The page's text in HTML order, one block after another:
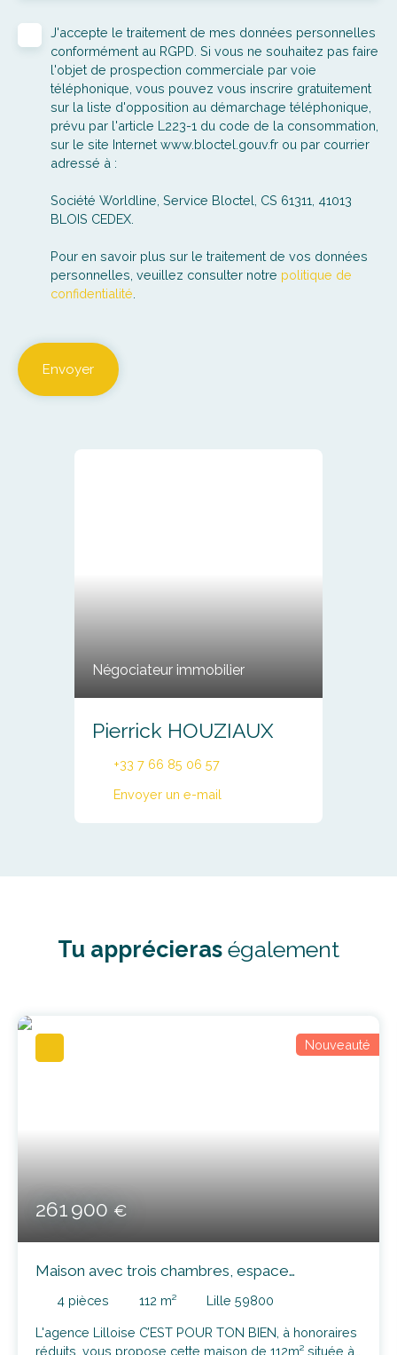
J'accepte le traitement de mes données personnelles
conformément au RGPD. Si vous ne souhaitez pas faire
l'objet de prospection commerciale par voie
téléphonique, vous pouvez vous inscrire gratuitement
sur la liste d'opposition au démarchage téléphonique,
prévu par l'article L223-1 du code de la consommation,
sur le site Internet www.bloctel.gouv.fr ou par courrier
adressé à :
Société Worldline, Service Bloctel, CS 61311, 41013
BLOIS CEDEX.
Pour en savoir plus sur le traitement de vos données
personnelles, veuillez consulter notre politique de
confidentialité
Envoyer
Négociateur immobilier
Pierrick HOUZIAUX
+33 7 66 85 06 57
Envoyer un e-mail
Tu apprécieras également
261 900€
Nouveauté
Maison avec trois chambres, espace
mezannine et extérieur
4 pièces 112 m² Lille 59800
L'agence Lilloise C’EST POUR TON BIEN, à honoraires
réduits, vous propose cette maison de 112m² située à